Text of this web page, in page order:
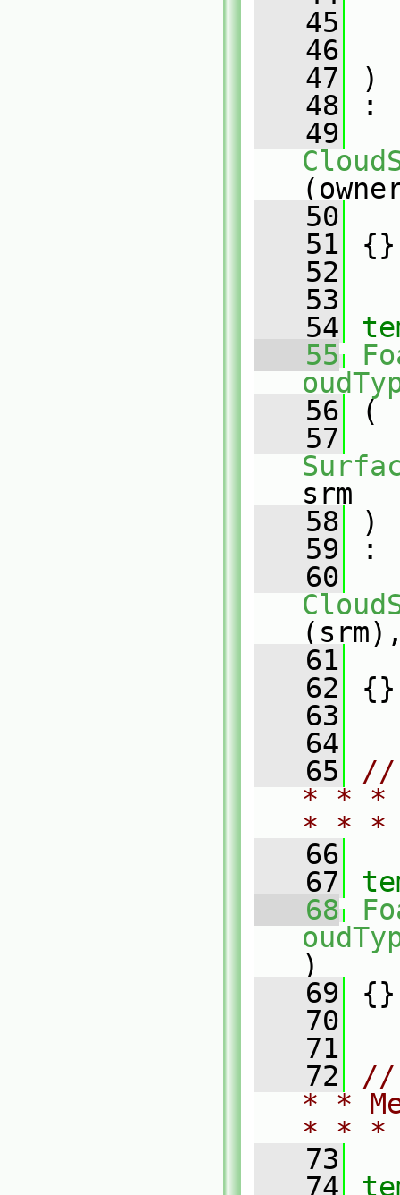
   45
   46
   47
)
   48
:
   49
   50
   51
{}
   52
   53
   54
   55
   56
(
   57
srm
   58
)
   59
:
   60
   61
   62
{}
   63
   64
   65
//
* * *
* *
   66
   67
   68
)
   69
{}
   70
   71
   72
//
* *
* *
   73
   74